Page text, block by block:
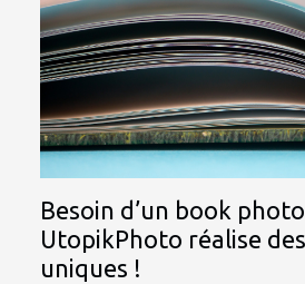
Besoin d’un book
UtopikPhoto réalise
uniques !